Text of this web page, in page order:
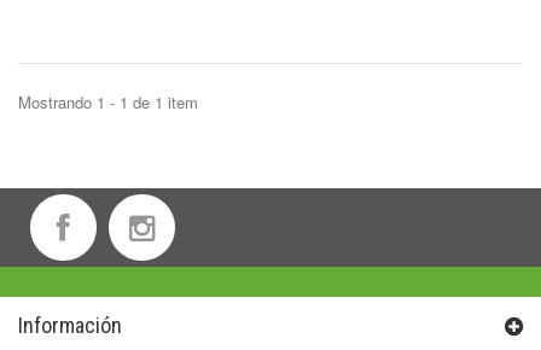
Mostrando 1 - 1 de 1 item
Información